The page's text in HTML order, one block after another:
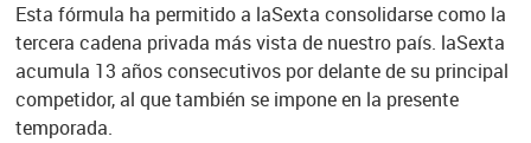
Esta fórmula ha permitido a laSexta consolidarse como la
tercera cadena privada más vista de nuestro país. laSexta
acumula 13 años consecutivos por delante de su principal
competidor, al que también se impone en la presente
temporada.